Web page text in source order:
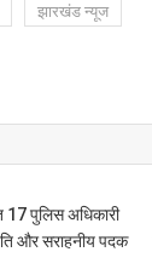
झारखंड न्यूज
पुलिस अधिकारी
और सराहनीय पदक